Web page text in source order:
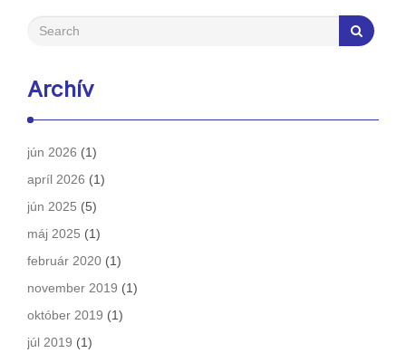
Archív
jún 2026 (1)
apríl 2026 (1)
jún 2025 (5)
máj 2025 (1)
február 2020 (1)
november 2019 (1)
október 2019 (1)
júl 2019 (1)